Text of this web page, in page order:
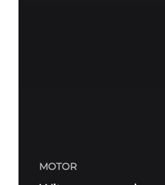
MOTOR